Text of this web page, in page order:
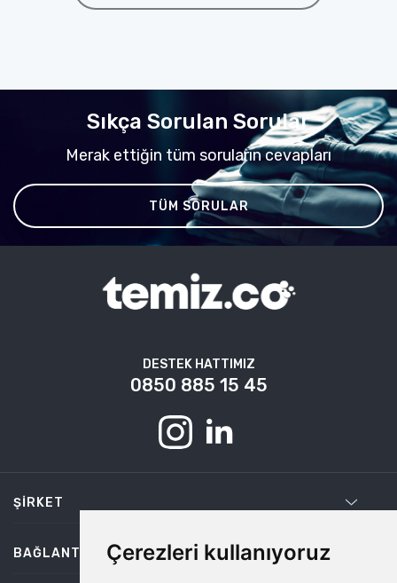
Çerezleri kullanıyoruz
Sıkça Sorulan Sorular
Merak ettiğin tüm soruların cevapları
TÜM SORULAR
DESTEK HATTIMIZ
0850 885 15 45
ŞIRKET
BAĞLANTILAR